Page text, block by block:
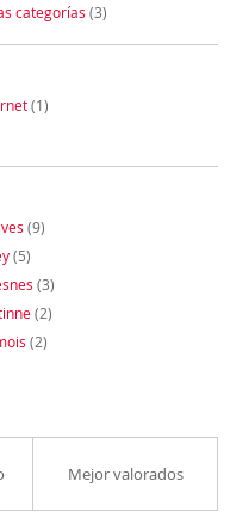
categorías (3)
(1)
(9)
(5)
(3)
(2)
(2)
Mejor valorados